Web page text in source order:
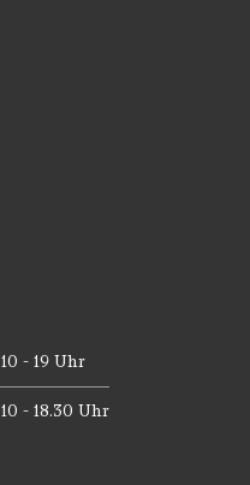
10 - 19 Uhr
10 - 18.30 Uhr